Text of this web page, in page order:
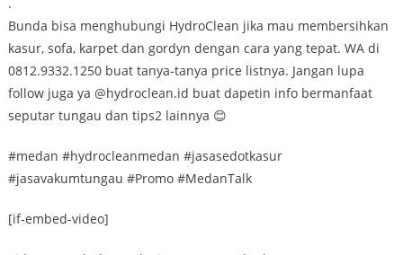
Bunda bisa menghubungi HydroClean jika mau membersihkan
kasur, sofa, karpet dan gordyn dengan cara yang tepat. WA di
0812.9332.1250 buat tanya-tanya price listnya. Jangan lupa
follow juga ya @hydroclean.id buat dapetin info bermanfaat
seputar tungau dan tips2 lainnya 😊
#medan #hydrocleanmedan #jasasedotkasur
#jasavakumtungau #Promo #MedanTalk
[if-embed-video]